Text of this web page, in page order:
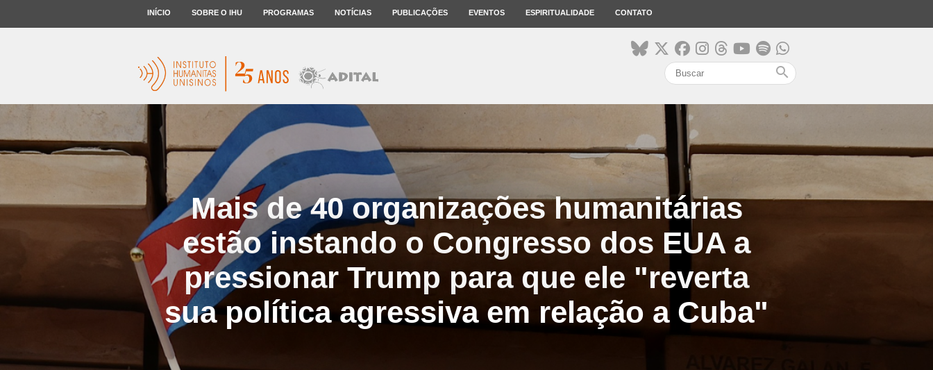
INÍCIO SOBRE O IHU PROGRAMAS NOTÍCIAS PUBLICAÇÕES EVENTOS ESPIRITUALIDADE CONTATO
search
Mais de 40 organizações humanitárias
estão instando o Congresso dos EUA a
pressionar Trump para que ele "reverta
sua política agressiva em relação a Cuba"